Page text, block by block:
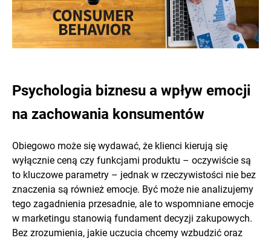
Psychologia biznesu a wpływ emocji
na zachowania konsumentów
Obiegowo może się wydawać, że klienci kierują się
wyłącznie ceną czy funkcjami produktu – oczywiście są
to kluczowe parametry – jednak w rzeczywistości nie bez
znaczenia są również emocje. Być może nie analizujemy
tego zagadnienia przesadnie, ale to wspomniane emocje
w marketingu stanowią fundament decyzji zakupowych.
Bez zrozumienia, jakie uczucia chcemy wzbudzić oraz